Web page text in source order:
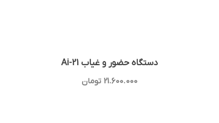
دستگاه حضور و غیاب Ai-21
تومان 21.600.000